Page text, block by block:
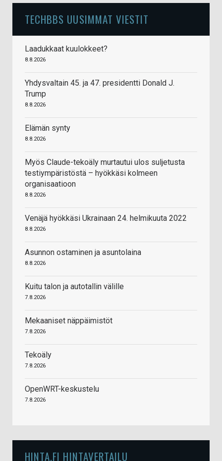
TECHBBS UUSIMMAT VIESTIT
Laadukkaat kuulokkeet?
8.8.2026
Yhdysvaltain 45. ja 47. presidentti Donald J.
Trump
8.8.2026
Elämän synty
8.8.2026
Myös Claude-tekoäly murtautui ulos suljetusta
testiympäristöstä – hyökkäsi kolmeen
organisaatioon
8.8.2026
Venäjä hyökkäsi Ukrainaan 24. helmikuuta 2022
8.8.2026
Asunnon ostaminen ja asuntolaina
8.8.2026
Kuitu talon ja autotallin välille
7.8.2026
Mekaaniset näppäimistöt
7.8.2026
Tekoäly
7.8.2026
OpenWRT-keskustelu
7.8.2026
HINTA.FI HINTAVERTAILU